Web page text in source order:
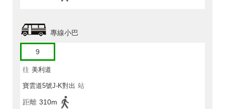
專線小巴
9
往 美利道
寶雲道5號J-K對出 站
距離 310m